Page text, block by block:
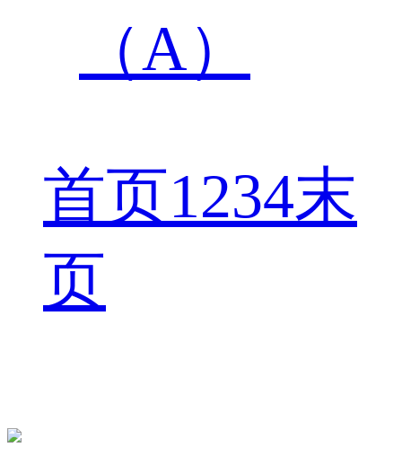
（A）
首页1234末
页